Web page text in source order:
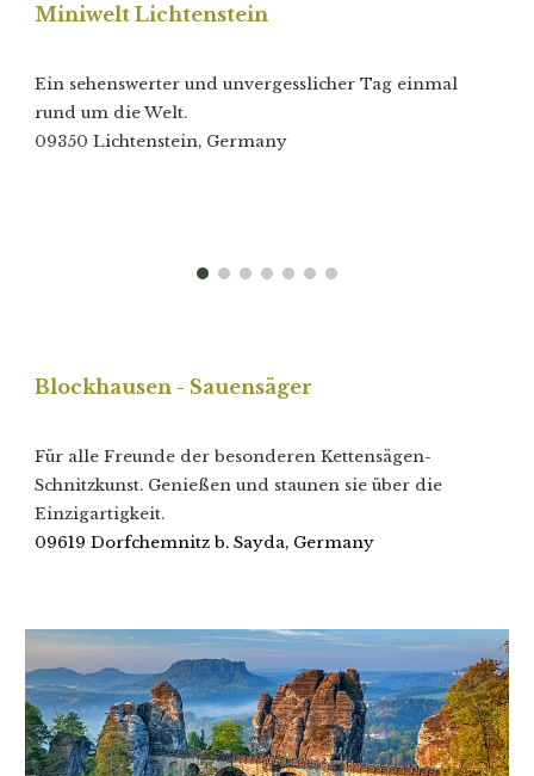
Miniwelt Lichtenstein
Ein sehenswerter und unvergesslicher Tag einmal
rund um die Welt.
09350 Lichtenstein, Germany
Blockhausen - Sauensäger
Für alle Freunde der besonderen Kettensägen-
Schnitzkunst. Genießen und staunen sie über die
Einzigartigkeit.
09619 Dorfchemnitz b. Sayda, Germany